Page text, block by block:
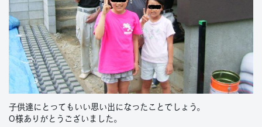
子供達にとってもいい思い出になったことでしょう。
O様ありがとうございました。